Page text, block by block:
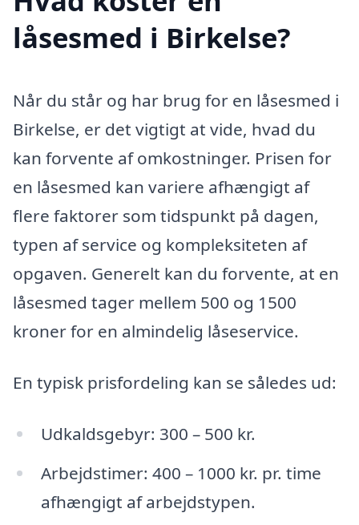
låsesmed i Birkelse?
Når du står og har brug for en låsesmed i
Birkelse, er det vigtigt at vide, hvad du
kan forvente af omkostninger. Prisen for
en låsesmed kan variere afhængigt af
flere faktorer som tidspunkt på dagen,
typen af service og kompleksiteten af
opgaven. Generelt kan du forvente, at en
låsesmed tager mellem 500 og 1500
kroner for en almindelig låseservice.
En typisk prisfordeling kan se således ud:
Udkaldsgebyr: 300 – 500 kr.
Arbejdstimer: 400 – 1000 kr. pr. time
afhængigt af arbejdstypen.